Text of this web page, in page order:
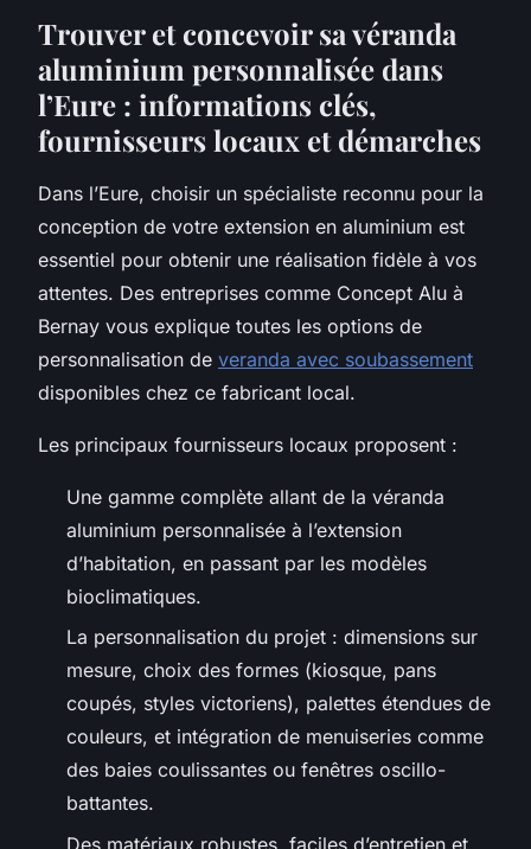
Trouver et concevoir sa véranda
aluminium personnalisée dans
l’Eure : informations clés,
fournisseurs locaux et démarches
Dans l’Eure, choisir un spécialiste reconnu pour la
conception de votre extension en aluminium est
essentiel pour obtenir une réalisation fidèle à vos
attentes. Des entreprises comme Concept Alu à
Bernay vous explique toutes les options de
personnalisation de veranda avec soubassement
disponibles chez ce fabricant local.
Les principaux fournisseurs locaux proposent :
Une gamme complète allant de la véranda
aluminium personnalisée à l’extension
d’habitation, en passant par les modèles
bioclimatiques.
La personnalisation du projet : dimensions sur
mesure, choix des formes (kiosque, pans
coupés, styles victoriens), palettes étendues de
couleurs, et intégration de menuiseries comme
des baies coulissantes ou fenêtres oscillo-
battantes.
Des matériaux robustes, faciles d’entretien et